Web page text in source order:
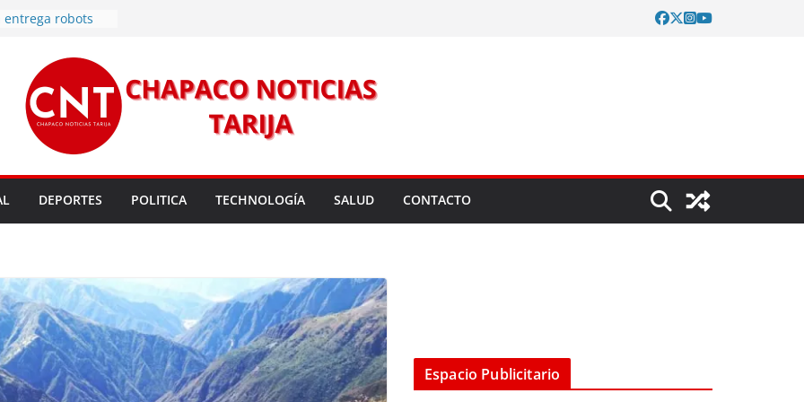
legales para
entrega robots
fortalecer la
en Tarija
golpean Tarija;
en desastre
de energía
a vecinos
DEPORTES POLITICA TECHNOLOGÍA SALUD CONTACTO
Espacio Publicitario